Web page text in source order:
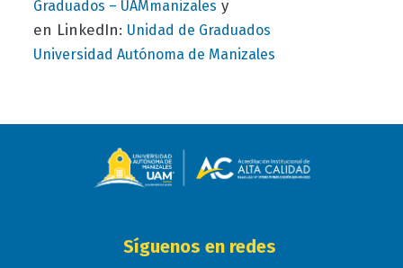
Graduados – UAMmanizales y
en LinkedIn: Unidad de Graduados
Universidad Autónoma de Manizales
Síguenos en redes